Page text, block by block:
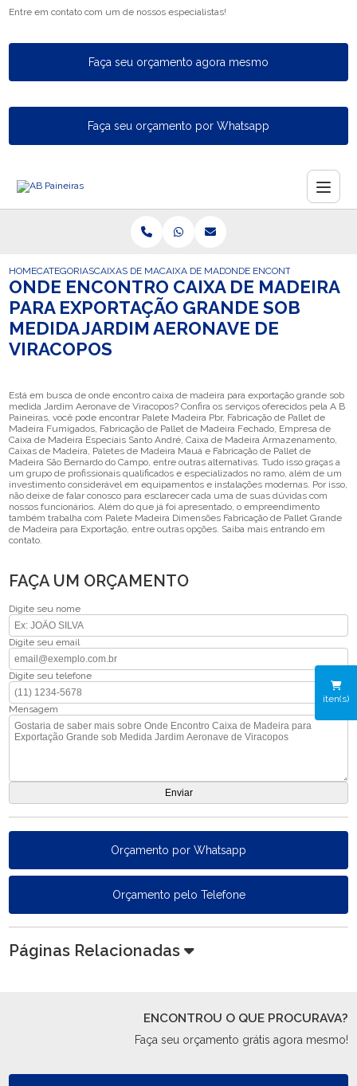
Entre em contato com um de nossos especialistas!
Faça seu orçamento agora mesmo
Faça seu orçamento por Whatsapp
iten(s)
HOMECATEGORIASCAIXAS DE MADEIRA PARA EXPORTACAO
CAIXA DE MADEIRA PARA A EXPORTACAO
ONDE ENCONTRO CAIXA DE
ONDE ENCONTRO CAIXA DE MADEIRA
PARA EXPORTAÇÃO GRANDE SOB
MEDIDA JARDIM AERONAVE DE
VIRACOPOS
Está em busca de onde encontro caixa de madeira para exportação grande sob
medida Jardim Aeronave de Viracopos? Confira os serviços oferecidos pela A B
Paineiras, você pode encontrar Palete Madeira Pbr, Fabricação de Pallet de
Madeira Fumigados, Fabricação de Pallet de Madeira Fechado, Empresa de
Caixa de Madeira Especiais Santo André, Caixa de Madeira Armazenamento,
Caixas de Madeira, Paletes de Madeira Mauá e Fabricação de Pallet de
Madeira São Bernardo do Campo, entre outras alternativas. Tudo isso graças a
um grupo de profissionais qualificados e especializados no ramo, além de um
investimento considerável em equipamentos e instalações modernas. Por isso,
não deixe de falar conosco para esclarecer cada uma de suas dúvidas com
nossos funcionários. Além do que já foi apresentado, o empreendimento
também trabalha com Palete Madeira Dimensões Fabricação de Pallet Grande
de Madeira para Exportação, entre outras opções. Saiba mais entrando em
contato.
FAÇA UM ORÇAMENTO
Digite seu nome
Digite seu email
Digite seu telefone
Mensagem
Orçamento por Whatsapp
Orçamento pelo Telefone
Páginas Relacionadas
ENCONTROU O QUE PROCURAVA?
Faça seu orçamento grátis agora mesmo!